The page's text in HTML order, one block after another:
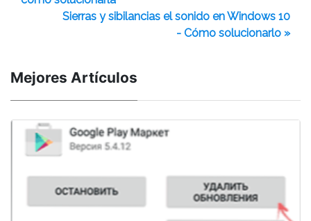
Sierras y sibilancias el sonido en Windows 10
- Cómo solucionarlo »
Mejores Artículos